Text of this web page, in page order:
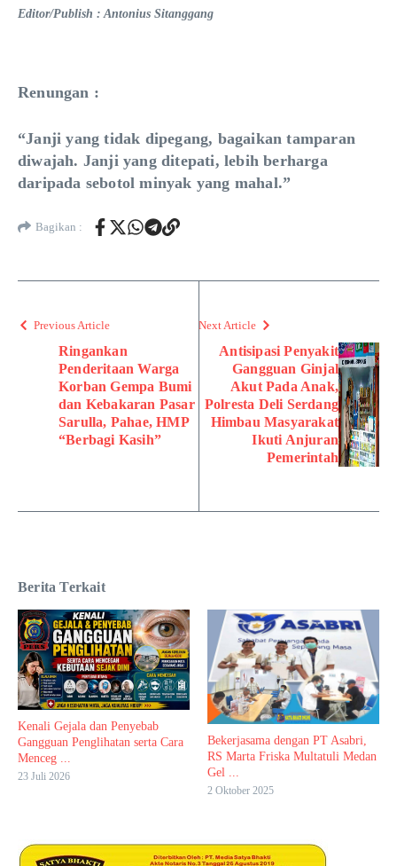
Editor/Publish : Antonius Sitanggang
Renungan :
“Janji yang tidak dipegang, bagaikan tamparan
diwajah. Janji yang ditepati, lebih berharga
daripada sebotol minyak yang mahal.”
Bagikan :
Previous Article
Ringankan
Penderitaan Warga
Korban Gempa Bumi
dan Kebakaran Pasar
Sarulla, Pahae, HMP
“Berbagi Kasih”
Next Article
Antisipasi Penyakit
Gangguan Ginjal
Akut Pada Anak,
Polresta Deli Serdang
Himbau Masyarakat
Ikuti Anjuran
Pemerintah
Berita Terkait
Kenali Gejala dan Penyebab
Gangguan Penglihatan serta Cara
Menceg ...
23 Juli 2026
Bekerjasama dengan PT Asabri,
RS Marta Friska Multatuli Medan
Gel ...
2 Oktober 2025